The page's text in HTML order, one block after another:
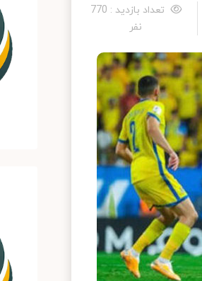
تعداد بازدید : 770
نفر